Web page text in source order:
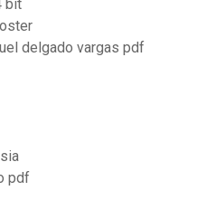
bit
delgado vargas pdf
pdf